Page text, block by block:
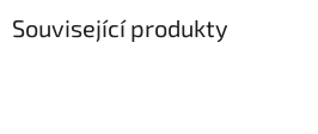
Související produkty